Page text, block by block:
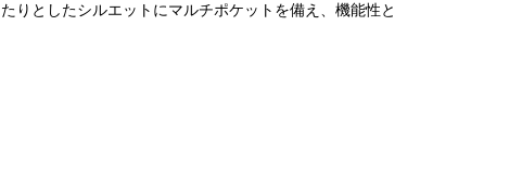
りとしたシルエットにマルチポケットを備え、機能性と